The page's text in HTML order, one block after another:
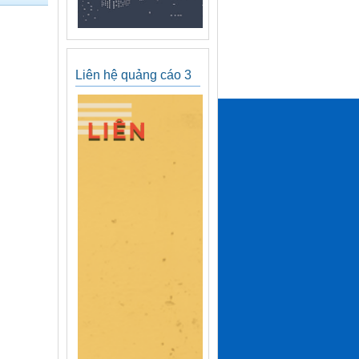
Liên hệ quảng cáo 3